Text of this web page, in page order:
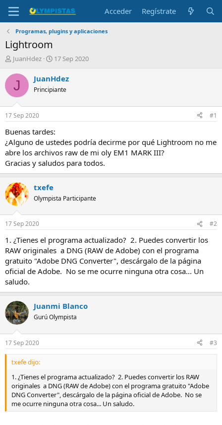
Acceder Regístrate
Programas, plugins y aplicaciones
Lightroom
I
i
a
d
o
r
d
e
l
t
e
m
a
JuanHdez
F
c
a
i
n
i
c
i
o
17 Sep 2020
J JuanHdez
Principiante
17 Sep 2020 #1
Buenas tardes:
¿Alguno de ustedes podría decirme por qué Lightroom no me
abre los archivos raw de mi oly EM1 MARK III?
Gracias y saludos para todos.
txefe
Olympista Participante
17 Sep 2020 #2
1. ¿Tienes el programa actualizado? 2. Puedes convertir los
RAW originales a DNG (RAW de Adobe) con el programa
gratuito "Adobe DNG Converter", descárgalo de la página
oficial de Adobe. No se me ocurre ninguna otra cosa... Un
saludo.
Juanmi Blanco
Gurú Olympista
17 Sep 2020 #3
txefe dijo:
1. ¿Tienes el programa actualizado? 2. Puedes convertir los RAW
originales a DNG (RAW de Adobe) con el programa gratuito "Adobe
DNG Converter", descárgalo de la página oficial de Adobe. No se
me ocurre ninguna otra cosa... Un saludo.